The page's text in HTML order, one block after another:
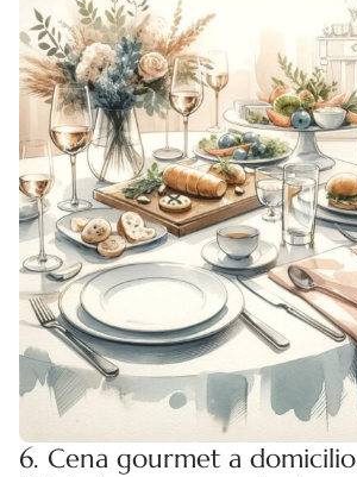
6. Cena gourmet a domicilio